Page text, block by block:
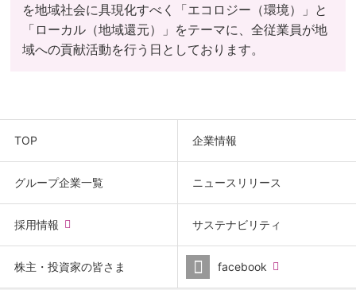
を地域社会に具現化すべく「エコロジー（環境）」と
「ローカル（地域還元）」をテーマに、全従業員が地
域への貢献活動を行う日としております。
TOP 企業情報
グループ企業一覧 ニュースリリース
採用情報(new
サステナビリティ
株主・投資家の皆さま facebook (new